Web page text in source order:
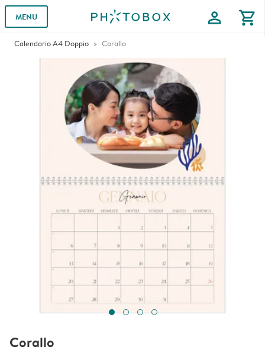
MENU profile shopping_cart
Calendario A4 Doppio Corallo
Corallo